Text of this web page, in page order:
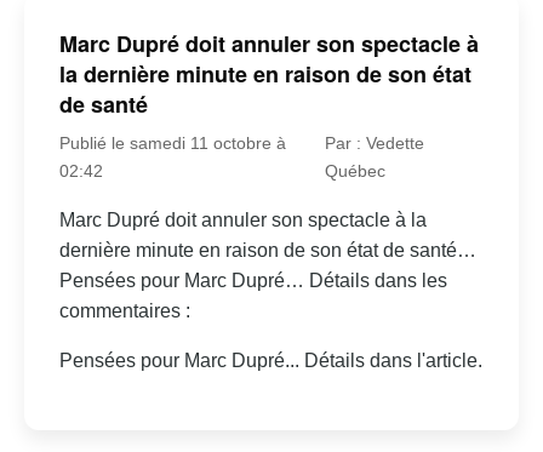
Marc Dupré doit annuler son spectacle à
la dernière minute en raison de son état
de santé
Publié le samedi 11 octobre à
02:42
Par : Vedette
Québec
Marc Dupré doit annuler son spectacle à la
dernière minute en raison de son état de santé…
Pensées pour Marc Dupré… Détails dans les
commentaires :
Pensées pour Marc Dupré... Détails dans l'article.